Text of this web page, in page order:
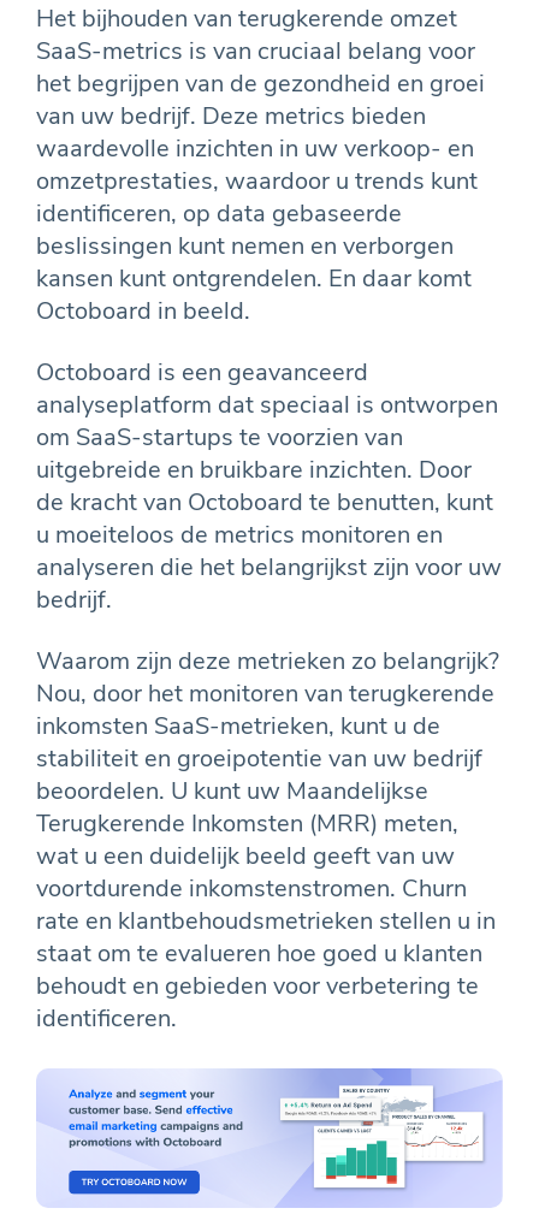
Het bijhouden van terugkerende omzet
SaaS-metrics is van cruciaal belang voor
het begrijpen van de gezondheid en groei
van uw bedrijf. Deze metrics bieden
waardevolle inzichten in uw verkoop- en
omzetprestaties, waardoor u trends kunt
identificeren, op data gebaseerde
beslissingen kunt nemen en verborgen
kansen kunt ontgrendelen. En daar komt
Octoboard in beeld.
Octoboard is een geavanceerd
analyseplatform dat speciaal is ontworpen
om SaaS-startups te voorzien van
uitgebreide en bruikbare inzichten. Door
de kracht van Octoboard te benutten, kunt
u moeiteloos de metrics monitoren en
analyseren die het belangrijkst zijn voor uw
bedrijf.
Waarom zijn deze metrieken zo belangrijk?
Nou, door het monitoren van terugkerende
inkomsten SaaS-metrieken, kunt u de
stabiliteit en groeipotentie van uw bedrijf
beoordelen. U kunt uw Maandelijkse
Terugkerende Inkomsten (MRR) meten,
wat u een duidelijk beeld geeft van uw
voortdurende inkomstenstromen. Churn
rate en klantbehoudsmetrieken stellen u in
staat om te evalueren hoe goed u klanten
behoudt en gebieden voor verbetering te
identificeren.